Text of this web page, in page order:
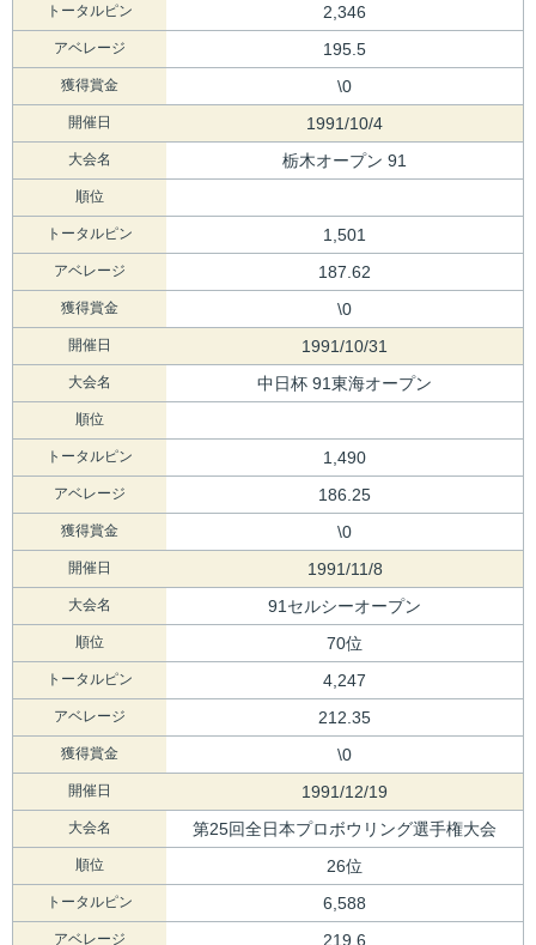
トータルピン 2,346
アベレージ 195.5
獲得賞金 \0
開催日 1991/10/4
大会名 栃木オープン 91
順位
トータルピン 1,501
アベレージ 187.62
獲得賞金 \0
開催日 1991/10/31
大会名 中日杯 91東海オープン
順位
トータルピン 1,490
アベレージ 186.25
獲得賞金 \0
開催日 1991/11/8
大会名 91セルシーオープン
順位 70位
トータルピン 4,247
アベレージ 212.35
獲得賞金 \0
開催日 1991/12/19
大会名 第25回全日本プロボウリング選手権大会
順位 26位
トータルピン 6,588
アベレージ 219.6